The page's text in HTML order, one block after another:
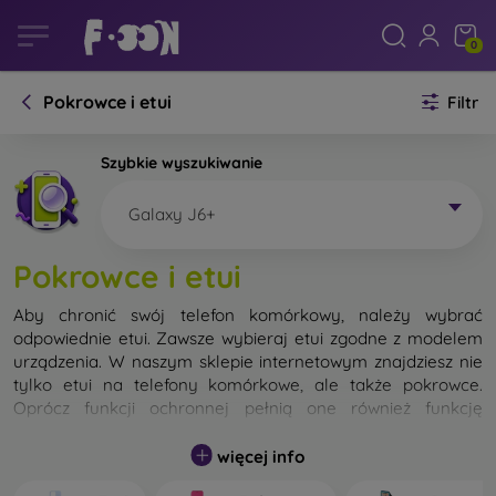
0
Pokrowce i etui Filtr
Szybkie wyszukiwanie
Galaxy J6+
Pokrowce i etui
Aby chronić swój telefon komórkowy, należy wybrać
odpowiednie etui. Zawsze wybieraj etui zgodne z modelem
urządzenia. W naszym sklepie internetowym znajdziesz nie
tylko etui na telefony komórkowe, ale także pokrowce.
Oprócz funkcji ochronnej pełnią one również funkcję
Pokrowiec na telefon komórkowy możemy również nazwać
więcej info